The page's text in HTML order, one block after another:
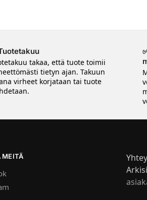
takaa, että tuote toimii
tietyn ajan. Takuun
virheet korjataan tai tuote
MEITÄ